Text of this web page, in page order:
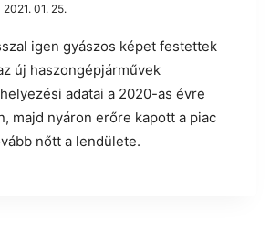
2021. 01. 25.
igen gyászos képet festettek
új haszongépjárművek
adatai a 2020-as évre
majd nyáron erőre kapott a piac
nőtt a lendülete.